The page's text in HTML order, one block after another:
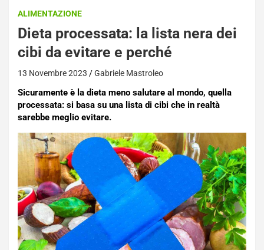
ALIMENTAZIONE
Dieta processata: la lista nera dei
cibi da evitare e perché
13 Novembre 2023 Gabriele Mastroleo
Sicuramente è la dieta meno salutare al mondo, quella
processata: si basa su una lista di cibi che in realtà
sarebbe meglio evitare.